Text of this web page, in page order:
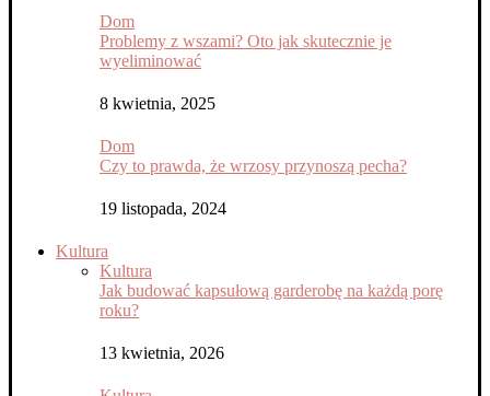
Dom
Problemy z wszami? Oto jak skutecznie je
wyeliminować
8 kwietnia, 2025
Dom
Czy to prawda, że wrzosy przynoszą pecha?
19 listopada, 2024
Kultura
Kultura
Jak budować kapsułową garderobę na każdą porę
roku?
13 kwietnia, 2026